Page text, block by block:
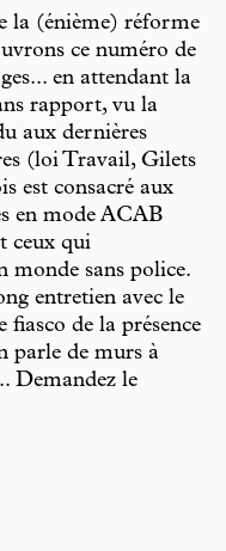
la (énième) réforme
ce numéro de
en attendant la
rapport, vu la
aux dernières
(loi Travail, Gilets
est consacré aux
en mode ACAB
ceux qui
monde sans police.
entretien avec le
de la présence
parle de murs à
Demandez le